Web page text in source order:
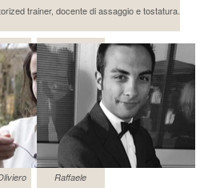
trainer, docente di assaggio e tostatura.
Raffaele